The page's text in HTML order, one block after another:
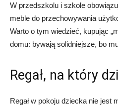
W przedszkolu i szkole
meble do przechowywania
Warto o tym wiedzieć, kupując
domu: bywają solidniejsze, bo
Regał, na który
Regał w pokoju dziecka nie jest